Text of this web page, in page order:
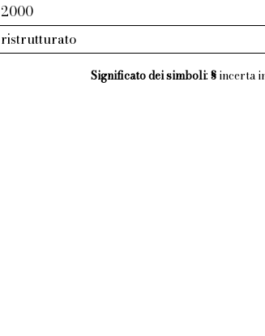
2000
ristrutturato
Significato dei simboli: §incerta